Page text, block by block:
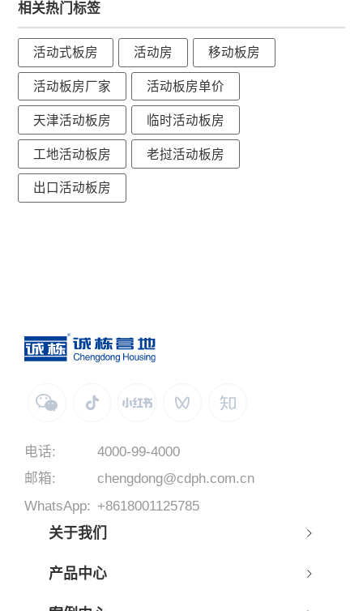
相关热门标签
活动式板房 活动房 移动板房
活动板房厂家 活动板房单价
天津活动板房 临时活动板房
工地活动板房 老挝活动板房
出口活动板房
电话:
4000-99-4000
邮箱:
chengdong@cdph.com.cn
WhatsApp: +8618001125785
关于我们
产品中心